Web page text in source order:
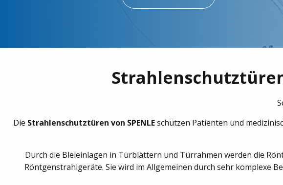
Die Strahlenschutztüren von SPENLEschützen Patienten und
Durch die Bleieinlagen in Türblättern und Türrahmen werden die
Röntgenstrahlgeräte. Sie wird im Allgemeinen durch sehr komplexe